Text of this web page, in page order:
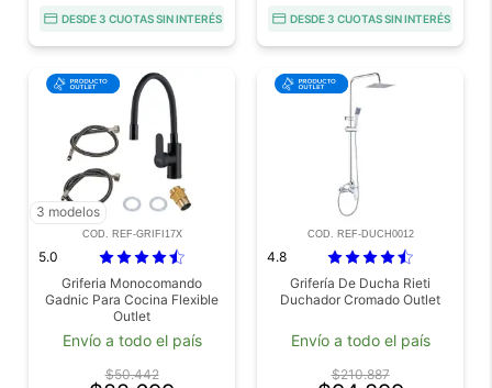
DESDE 3 CUOTAS SIN INTERÉS DESDE 3 CUOTAS SIN INTERÉS
3 modelos
COD. REF-GRIFI17X
5.0
Griferia Monocomando
Gadnic Para Cocina Flexible
Outlet
Envío a todo el país
$50.442
COD. REF-DUCH0012
4.8
Grifería De Ducha Rieti
Duchador Cromado Outlet
Envío a todo el país
$210.887